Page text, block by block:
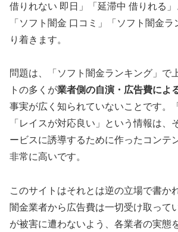
借りれない 即日」「延滞中 借りれる
「ソフト闇金 口コミ」「ソフト闇金
り着きます。
問題は、「ソフト闇金ランキング」で
トの多くが業者側の自演・広告費によ
事実が広く知られていないことです。
「レイスが対応良い」という情報は、
ービスに誘導するために作ったコンテ
非常に高いです。
このサイトはそれとは逆の立場で書か
闇金業者から広告費は一切受け取って
が被害に遭わないよう、各業者の実態